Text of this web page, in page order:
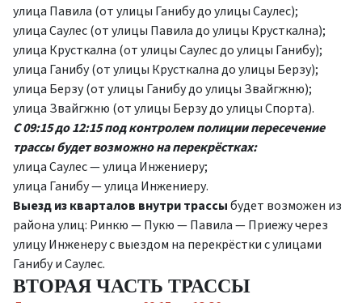
улица Павила (от улицы Ганибу до улицы Саулес);
улица Саулес(от улицы Павила до улицы Крусткална);
улица Крусткална (от улицы Саулес до улицы Ганибу);
улица Ганибу(от улицы Крусткална до улицы Берзу);
улица Берзу(от улицы Ганибу до улицы Звайгжню);
улица Звайгжню (от улицы Берзу до улицы Спорта).
С 09:15 до 12:15 под контролем полиции пересечение
трассы будет возможно на перекрёстках:
улица Саулес — улица Инжениеру;
улица Ганибу — улица Инжениеру.
Выезд из кварталов внутри трассыбудет возможен из
района улиц: Ринкю — Пукю — Павила — Приежу через
улицу Инженеру с выездом на перекрёстки с улицами
Ганибу и Саулес.
ВТОРАЯ ЧАСТЬ ТРАССЫ